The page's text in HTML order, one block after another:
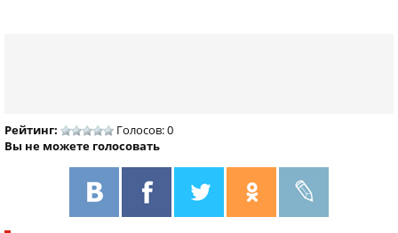
Рейтинг:
Голосов: 0
Вы не можете голосовать